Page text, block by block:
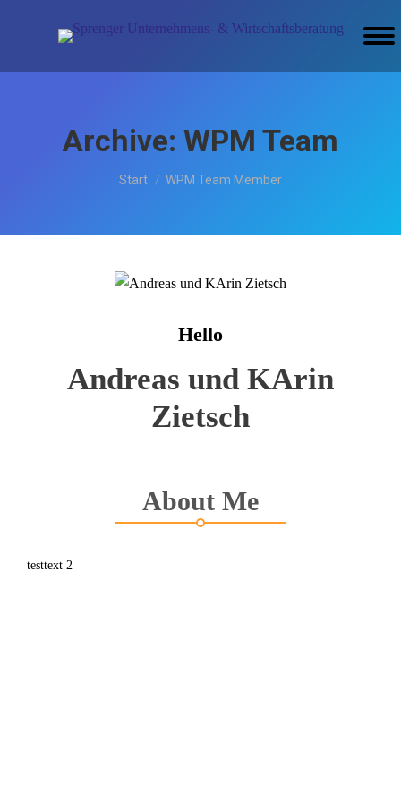
Archive: WPM Team
Sie befinden sich hier:
Start WPM Team Member
Hello
Andreas und KArin
Zietsch
About Me
testtext 2